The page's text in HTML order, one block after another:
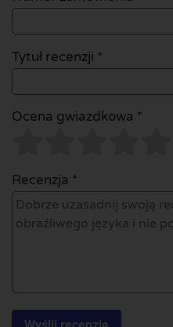
Tytuł recenzji *
Ocena gwiazdkowa *
Recenzja *